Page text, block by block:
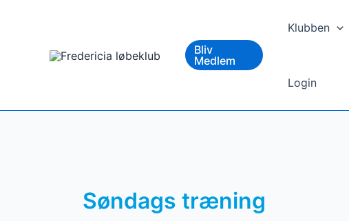
Bliv
Medlem
Klubben
Login
Søndags træning